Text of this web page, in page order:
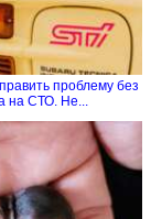
проблему без
на СТО. Не...